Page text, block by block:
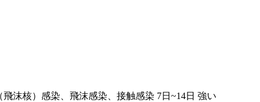
飛沫核）感染、飛沫感染、接触感染 7日~14日 強い